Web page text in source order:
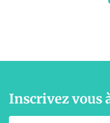
Inscrivez vous